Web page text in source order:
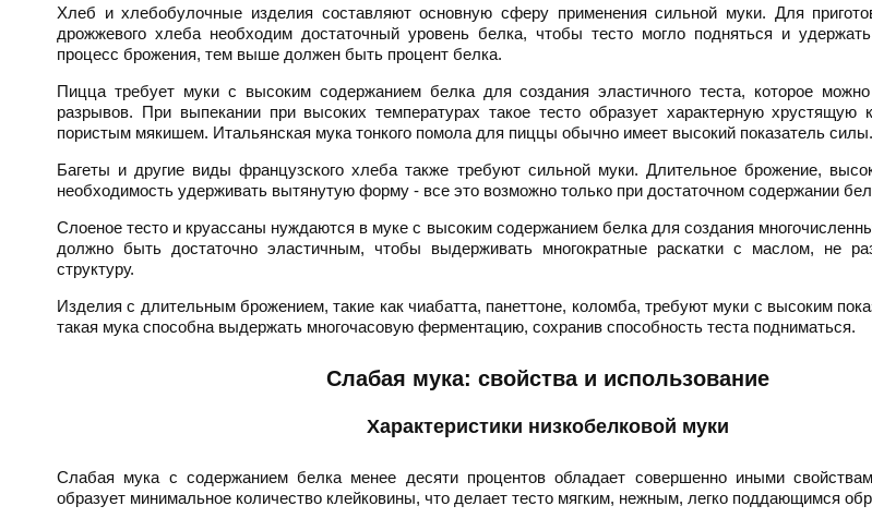
Хлеб и хлебобулочные изделия составляют основную сферу применения сильной муки. Для
дрожжевого хлеба необходим достаточный уровень белка, чтобы тесто могло подняться и
процесс брожения, тем выше должен быть процент белка.
Пицца требует муки с высоким содержанием белка для создания эластичного теста, которое можно
разрывов. При выпекании при высоких температурах такое тесто образует характерную хрустящую
пористым мякишем. Итальянская мука тонкого помола для пиццы обычно имеет высокий показатель силы.
Багеты и другие виды французского хлеба также требуют сильной муки. Длительное брожение,
необходимость удерживать вытянутую форму - все это возможно только при достаточном содержании
Слоеное тесто и круассаны нуждаются в муке с высоким содержанием белка для создания
должно быть достаточно эластичным, чтобы выдерживать многократные раскатки с маслом, не
структуру.
Изделия с длительным брожением, такие как чиабатта, панеттоне, коломба, требуют муки с высоким
такая мука способна выдержать многочасовую ферментацию, сохранив способность теста подниматься.
Слабая мука: свойства и использование
Характеристики низкобелковой муки
Слабая мука с содержанием белка менее десяти процентов обладает совершенно иными
образует минимальное количество клейковины, что делает тесто мягким, нежным, легко поддающимся